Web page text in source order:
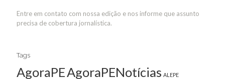
Entre em contato com nossa edição e nos informe que assunto
precisa de cobertura jornalística.
Tags
AgoraPEAgoraPENotícias ALEPE